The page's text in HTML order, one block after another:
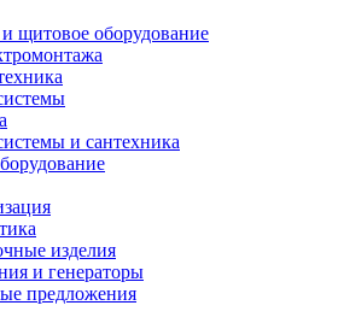
щитовое оборудование
и сантехника
изделия
и генераторы
предложения